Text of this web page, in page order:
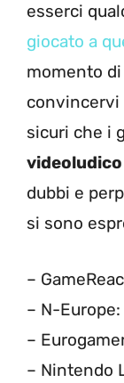
esserci
giocato a
momento
convincervi
sicuri che i
videoludico
dubbi e
si sono
–
– N-Europe:
–
– Nintendo